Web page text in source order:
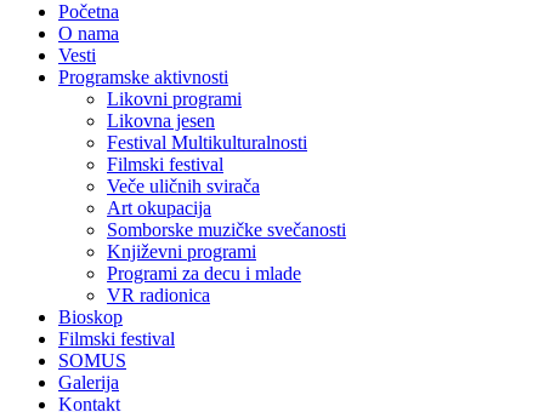
Početna
O nama
Vesti
Programske aktivnosti
Likovni programi
Likovna jesen
Festival Multikulturalnosti
Filmski festival
Veče uličnih svirača
Art okupacija
Somborske muzičke svečanosti
Književni programi
Programi za decu i mlade
VR radionica
Bioskop
Filmski festival
SOMUS
Galerija
Kontakt